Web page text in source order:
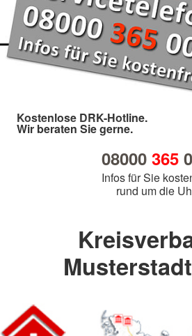
Kostenlose DRK-Hotline.
Wir beraten Sie gerne.
08000 365
Infos für Sie
rund um die